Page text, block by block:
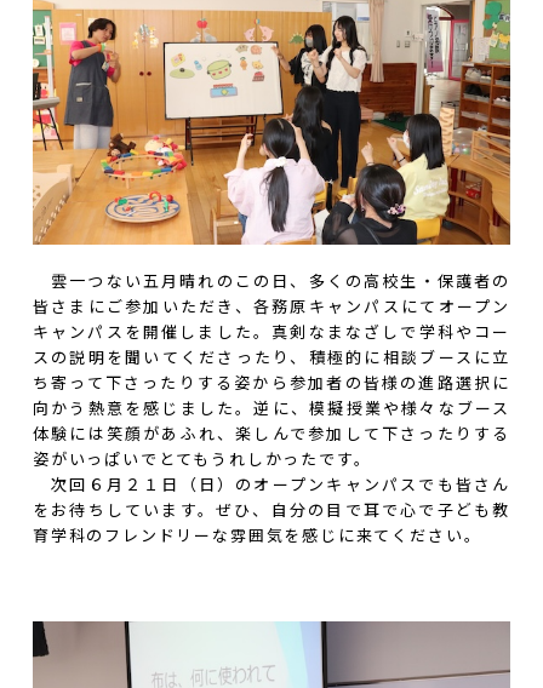
雲一つない五月晴れのこの日、多くの高校生・保護者の
皆さまにご参加いただき、各務原キャンパスにてオープン
キャンパスを開催しました。真剣なまなざしで学科やコー
スの説明を聞いてくださったり、積極的に相談ブースに立
ち寄って下さったりする姿から参加者の皆様の進路選択に
向かう熱意を感じました。逆に、模擬授業や様々なブース
体験には笑顔があふれ、楽しんで参加して下さったりする
姿がいっぱいでとてもうれしかったです。
次回６月２１日（日）のオープンキャンパスでも皆さん
をお待ちしています。ぜひ、自分の目で耳で心で子ども教
育学科のフレンドリーな雰囲気を感じに来てください。